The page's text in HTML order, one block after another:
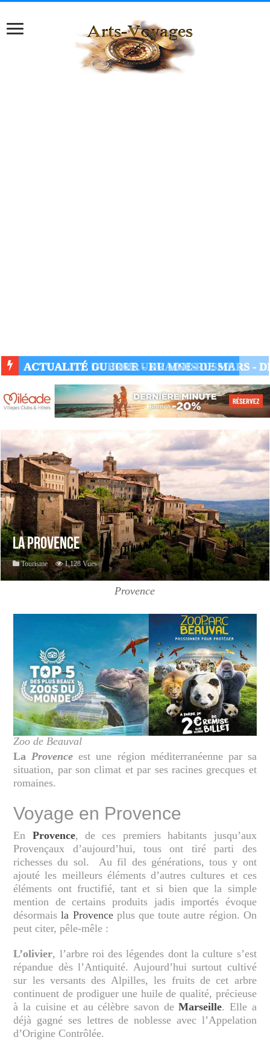
ACTUALITÉ GUERRE UKRAINE-RUSSIE
La Provence
Tourisme 1,128 Vues
Provence
Zoo de Beauval
LaProvence est une région méditerranéenne par sa
situation, par son climat et par ses racines grecques et
romaines.
Voyage en Provence
En Provence, de ces premiers habitants jusqu’aux
Provençaux d’aujourd’hui, tous ont tiré parti des
richesses du sol. Au fil des générations, tous y ont
ajouté les meilleurs éléments d’autres cultures et ces
éléments ont fructifié, tant et si bien que la simple
mention de certains produits jadis importés évoque
désormaisla Provenceplus que toute autre région. On
peut citer, pêle-mêle :
L’olivier, l’arbre roi des légendes dont la culture s’est
répandue dès l’Antiquité. Aujourd’hui surtout cultivé
sur les versants des Alpilles, les fruits de cet arbre
continuent de prodiguer une huile de qualité, précieuse
à la cuisine et au célèbre savon deMarseille. Elle a
déjà gagné ses lettres de noblesse avec l’Appelation
d’Origine Contrôlée.